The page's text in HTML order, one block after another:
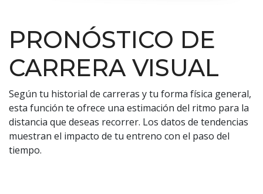
PRONÓSTICO DE
CARRERA VISUAL
Según tu historial de carreras y tu forma física general,
esta función te ofrece una estimación del ritmo para la
distancia que deseas recorrer. Los datos de tendencias
muestran el impacto de tu entreno con el paso del
tiempo.